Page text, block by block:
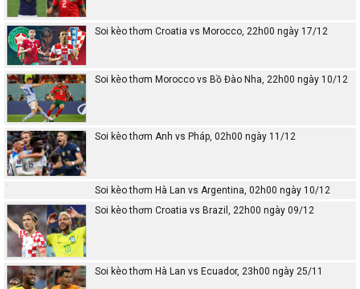
Soi kèo thơm Croatia vs Morocco, 22h00 ngày 17/12
Soi kèo thơm Morocco vs Bồ Đào Nha, 22h00 ngày 10/12
Soi kèo thơm Anh vs Pháp, 02h00 ngày 11/12
Soi kèo thơm Hà Lan vs Argentina, 02h00 ngày 10/12
Soi kèo thơm Croatia vs Brazil, 22h00 ngày 09/12
Soi kèo thơm Hà Lan vs Ecuador, 23h00 ngày 25/11